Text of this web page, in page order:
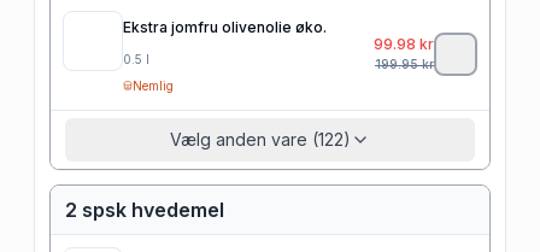
Ekstra jomfru olivenolie øko.
0.5 l
Nemlig
99.98 kr
199.95kr
Vælg anden vare (122)
2 spsk hvedemel